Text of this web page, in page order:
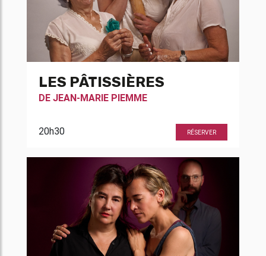
LES PÂTISSIÈRES
DE JEAN-MARIE PIEMME
20h30 RÉSERVER